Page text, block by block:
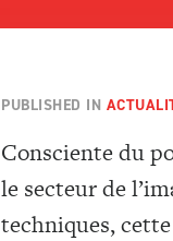
PUBLISHED IN
Consciente du
le secteur de
techniques,